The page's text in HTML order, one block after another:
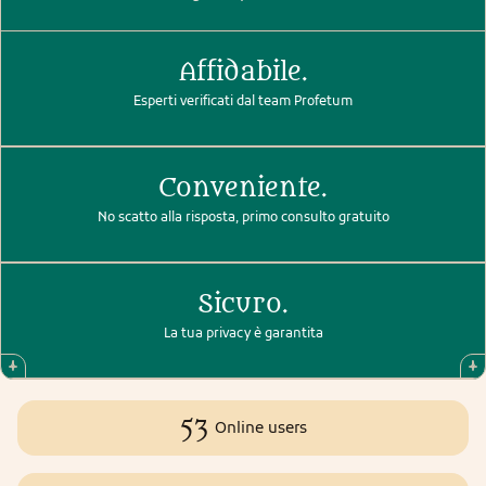
Affidabile.
Esperti verificati dal team Profetum
Conveniente.
No scatto alla risposta, primo consulto gratuito
Sicuro.
La tua privacy è garantita
53 Online users